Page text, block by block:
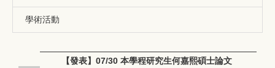
學術活動
【發表】07/30 本學程研究生何嘉熙碩士論文